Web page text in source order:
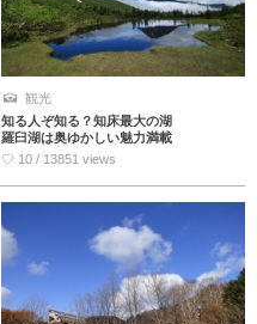
観光
知る人ぞ知る？知床最大の湖
羅臼湖は奥ゆかしい魅力満載
♡ 10 / 13851 views